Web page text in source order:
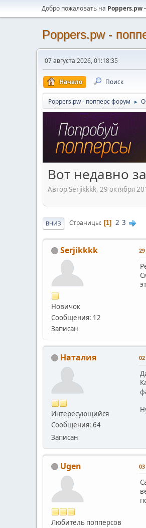
Добро пожаловать на Poppers.pw
Poppers.pw -
07 августа 2026, 01:18:35
Начало Поиск
Poppers.pw - попперс форум ►
Вот недавно
Автор Serjikkkk, 29 октября
ВНИЗ Страницы 1 2 3
Serjikkkk
Новичок
Сообщения: 12
Записан
Наталия
Интересующийся
Сообщения: 64
Записан
Ugen
Любитель попперсов